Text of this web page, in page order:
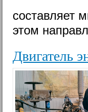
составляет
этом
Двигатель